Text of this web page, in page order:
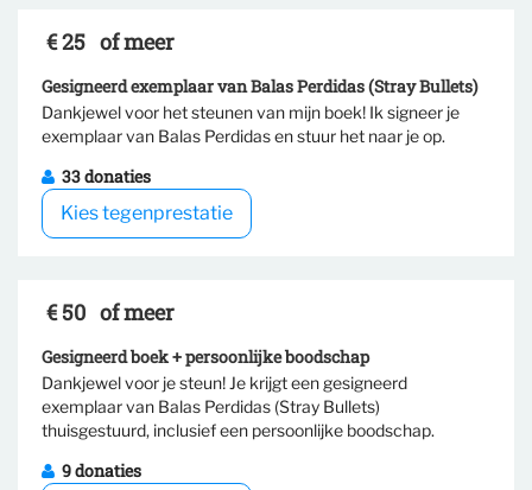
€ 25 of meer
Gesigneerd exemplaar van Balas Perdidas (Stray Bullets)
Dankjewel voor het steunen van mijn boek! Ik signeer je
exemplaar van Balas Perdidas en stuur het naar je op.
33 donaties
Kies tegenprestatie
Selecteer tegenprestatie
€ 50 of meer
Gesigneerd boek + persoonlijke boodschap
Dankjewel voor je steun! Je krijgt een gesigneerd
exemplaar van Balas Perdidas (Stray Bullets)
thuisgestuurd, inclusief een persoonlijke boodschap.
9 donaties
Selecteer tegenprestatie